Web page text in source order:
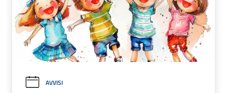
AVVISI